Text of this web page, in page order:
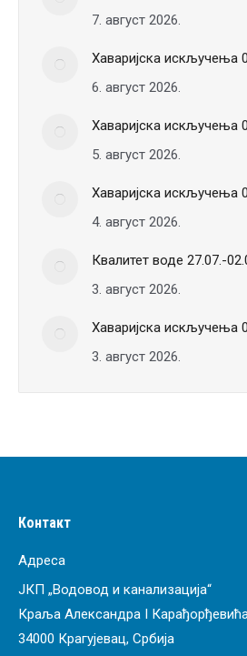
7. август 2026.
Хаваријска искључења
6. август 2026.
Хаваријска искључења
5. август 2026.
Хаваријска искључења
4. август 2026.
Квалитет воде 27.07.-
3. август 2026.
Хаваријска искључења
3. август 2026.
Контакт
Адреса
ЈКП „Водовод и канализација“
Краља Александра I
34000 Крагујевац, Србија